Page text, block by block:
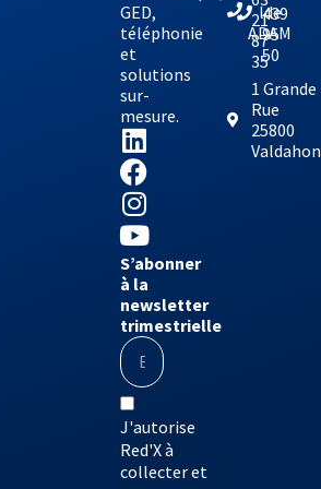
GED,
téléphonie
et
solutions
sur-
mesure.
S’abonner
à la
newsletter
trimestrielle
J'autorise
Red'X à
collecter et
21
87
35
1 Grande
Rue
25800
Valdahon
439
95
50
lde
ADAM